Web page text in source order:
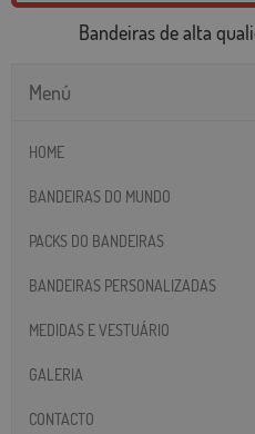
Bandeiras de alta
Menú
HOME
BANDEIRAS DO MUNDO
PACKS DO BANDEIRAS
BANDEIRAS PERSONALIZADAS
MEDIDAS E VESTUÁRIO
GALERIA
CONTACTO